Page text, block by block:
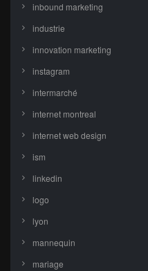
inbound marketing
industrie
innovation marketing
instagram
intermarché
internet montreal
internet web design
ism
linkedin
logo
lyon
mannequin
mariage